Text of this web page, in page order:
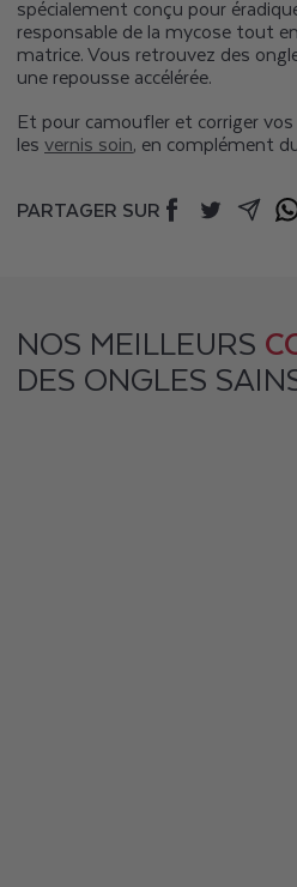
spécialement conçu pour
responsable de la mycose tout
matrice. Vous retrouvez des
une repousse accélérée.
Et pour camoufler et corriger
les vernis soin, en complément
PARTAGER SUR Facebook
Twitter Mail
NOS MEILLEURS
DES ONGLES